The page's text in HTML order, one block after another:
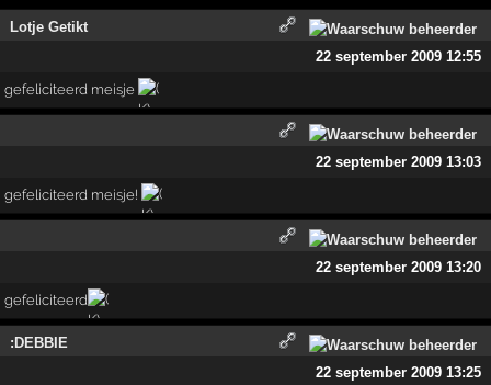
Lotje Getikt
22 september 2009 12:55
gefeliciteerd meisje
22 september 2009 13:03
gefeliciteerd meisje!
22 september 2009 13:20
gefeliciteerd
:DEBBIE
22 september 2009 13:25